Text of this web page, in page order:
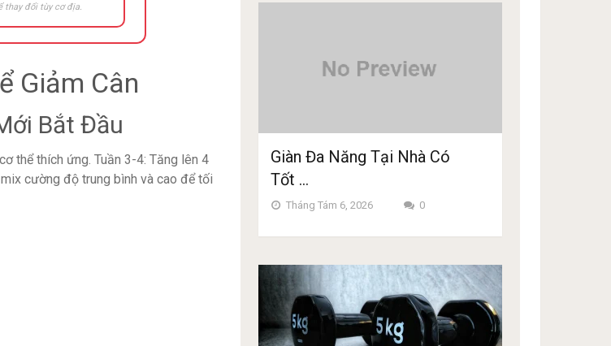
thay đổi tùy cơ địa.
Giảm Cân
Bắt Đầu
thể thích ứng. Tuần 3-4: Tăng lên 4
cường độ trung bình và cao để tối
Giàn Đa Năng Tại Nhà Có
Tốt …
Tháng Tám 6, 2026 0